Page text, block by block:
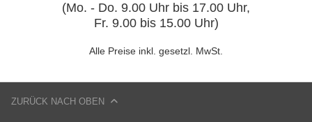
(Mo. - Do. 9.00 Uhr bis 17.00 Uhr,
Fr. 9.00 bis 15.00 Uhr)
Alle Preise inkl. gesetzl. MwSt.
ZURÜCK NACH OBEN